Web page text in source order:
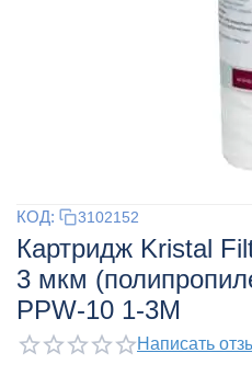
КОД: 3102152
Картридж Kristal
3 мкм
PPW-10 1-3M
Написать